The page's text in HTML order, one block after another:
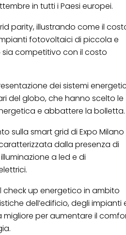
in tutti i Paesi europei.
parity, illustrando come il
fotovoltaici di piccola e
competitivo con il costo
dei sistemi
del globo, che hanno scelto le
e abbattere la bolletta.
smart grid di Expo Milano
dalla presenza di
a led e di
check up energetico in ambito
dell’edificio, degli impianti
per aumentare il